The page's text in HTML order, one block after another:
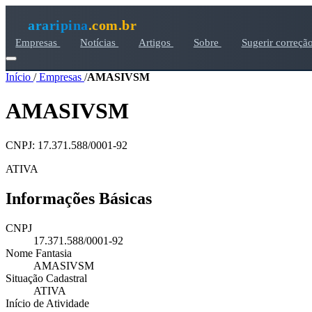
araripina.com.br
Empresas Notícias Artigos Sobre Sugerir
Início /Empresas /AMASIVSM
AMASIVSM
CNPJ: 17.371.588/0001-92
ATIVA
Informações Básicas
CNPJ
17.371.588/0001-92
Nome Fantasia
AMASIVSM
Situação Cadastral
ATIVA
Início de Atividade